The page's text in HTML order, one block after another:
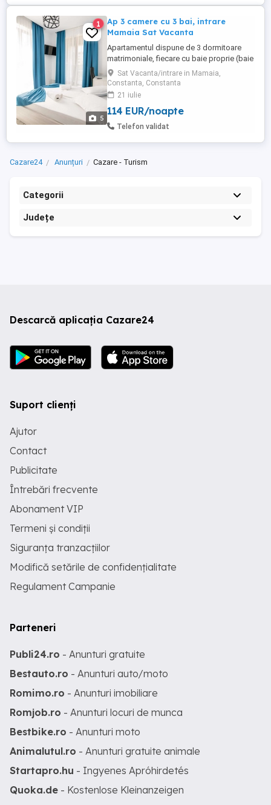
5
1
Ap 3 camere cu 3 bai, intrare
Mamaia Sat Vacanta
Apartamentul dispune de 3 dormitoare
matrimoniale, fiecare cu baie proprie (baie
cu cabina de dus), o bucatarie foarte
spatioasa si o terasa de unde se poate
admira privelistea. Apartamentul este
Mamaia, Telegondola, Aquapark,
Delfinariu, parcul Tăbăcăriei, City Park ...
Sat Vacanta/intrare in Mamaia,
Constanta, Constanta
21 iulie
114 EUR/noapte
Telefon validat
Cazare24 Anunțuri Cazare - Turism
Categorii
Județe
Descarcă aplicația Cazare24
Suport clienți
Ajutor
Contact
Publicitate
Întrebări frecvente
Abonament VIP
Termeni și condiții
Siguranța tranzacțiilor
Modifică setările de confidențialitate
Regulament Campanie
Parteneri
Publi24.ro - Anunturi gratuite
Bestauto.ro - Anunturi auto/moto
Romimo.ro - Anunturi imobiliare
Romjob.ro - Anunturi locuri de munca
Bestbike.ro - Anunturi moto
Animalutul.ro - Anunturi gratuite animale
Startapro.hu - Ingyenes Apróhirdetés
Quoka.de - Kostenlose Kleinanzeigen